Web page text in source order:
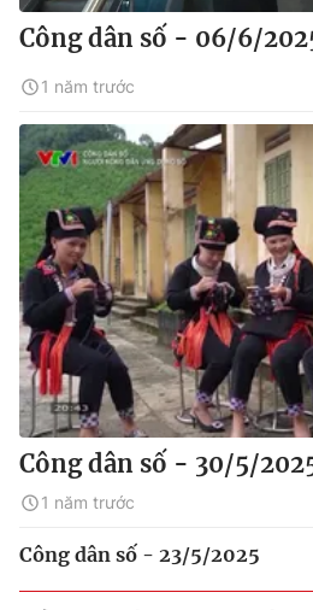
Công dân số - 06/6/
1 năm trước
Công dân số - 30/5/
1 năm trước
Công dân số - 23/5/2025